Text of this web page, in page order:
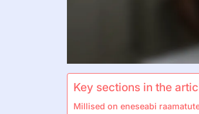
Key sections in the
Millised on eneseabi